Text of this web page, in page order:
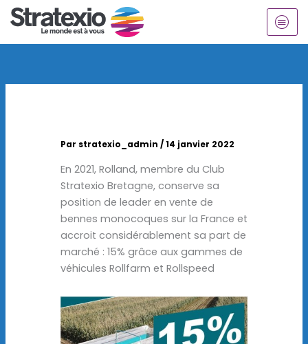
Aller
au
contenu
Par stratexio_admin /14 janvier 2022
En 2021, Rolland, membre du Club
Stratexio Bretagne, conserve sa
position de leader en vente de
bennes monocoques sur la France et
accroit considérablement sa part de
marché : 15% grâce aux gammes de
véhicules Rollfarm et Rollspeed